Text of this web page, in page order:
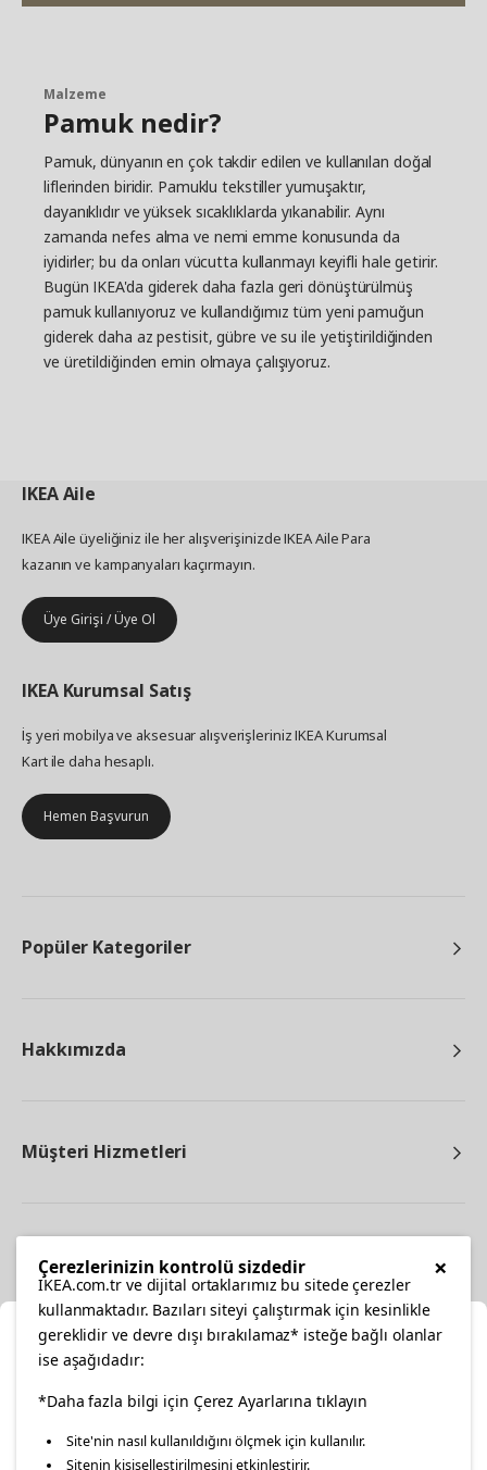
Malzeme
Pamuk nedir?
Pamuk, dünyanın en çok takdir edilen ve kullanılan doğal
liflerinden biridir. Pamuklu tekstiller yumuşaktır,
dayanıklıdır ve yüksek sıcaklıklarda yıkanabilir. Aynı
zamanda nefes alma ve nemi emme konusunda da
iyidirler; bu da onları vücutta kullanmayı keyifli hale getirir.
Bugün IKEA'da giderek daha fazla geri dönüştürülmüş
pamuk kullanıyoruz ve kullandığımız tüm yeni pamuğun
giderek daha az pestisit, gübre ve su ile yetiştirildiğinden
ve üretildiğinden emin olmaya çalışıyoruz.
IKEAAile
IKEA Aile üyeliğiniz ile her alışverişinizde IKEA Aile Para
kazanın ve kampanyaları kaçırmayın.
Üye Girişi / Üye Ol
IKEA Kurumsal Satış
İş yeri mobilya ve aksesuar alışverişleriniz IKEA Kurumsal
Kart ile daha hesaplı.
Hemen Başvurun
Popüler Kategoriler
Hakkımızda
Müşteri Hizmetleri
facebooktwitterinstagrampinterestyoutube
Konumunuzu Seçin
İnternetten vereceğiniz siparişlerinizde size özel hizmet ve
×
Çerezlerinizin kontrolü sizdedir
IKEA.com.tr ve dijital ortaklarımız bu sitede çerezler
kullanmaktadır. Bazıları siteyi çalıştırmak için kesinlikle
gereklidir ve devre dışı bırakılamaz* isteğe bağlı olanlar
ise aşağıdadır:
*Daha fazla bilgi için Çerez Ayarlarına tıklayın
Site'nin nasıl kullanıldığını ölçmek için kullanılır.
Sitenin kişiselleştirilmesini etkinleştirir.